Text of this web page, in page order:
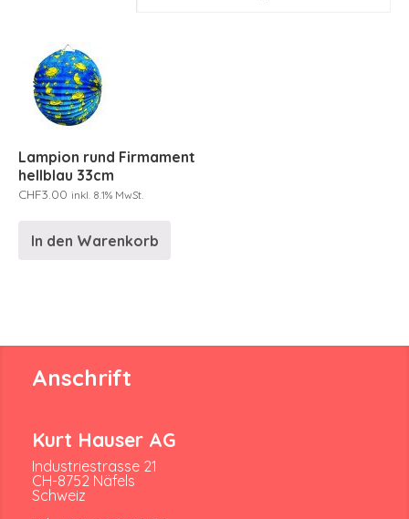
Lampion rund Firmament
hellblau 33cm
CHF3.00 inkl. 8.1% MwSt.
In den Warenkorb
Anschrift
Kurt Hauser AG
Industriestrasse 21
CH-8752 Näfels
Schweiz